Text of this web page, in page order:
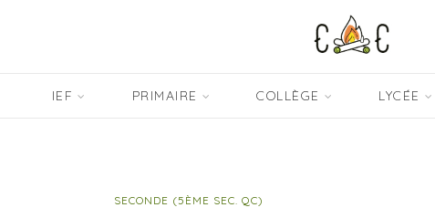
IEF PRIMAIRE COLLÈGE LYCÉE
SECONDE (5ÈME SEC. QC)